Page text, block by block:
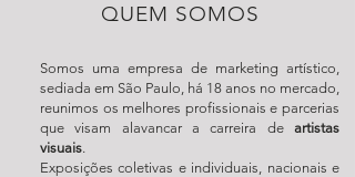
QUEM SOMOS
Somos uma empresa de marketing artístico,
sediada em São Paulo, há 18 anos no mercado,
reunimos os melhores profissionais e parcerias
que visam alavancar a carreira de artistas
visuais.
Exposições coletivas e individuais, nacionais e